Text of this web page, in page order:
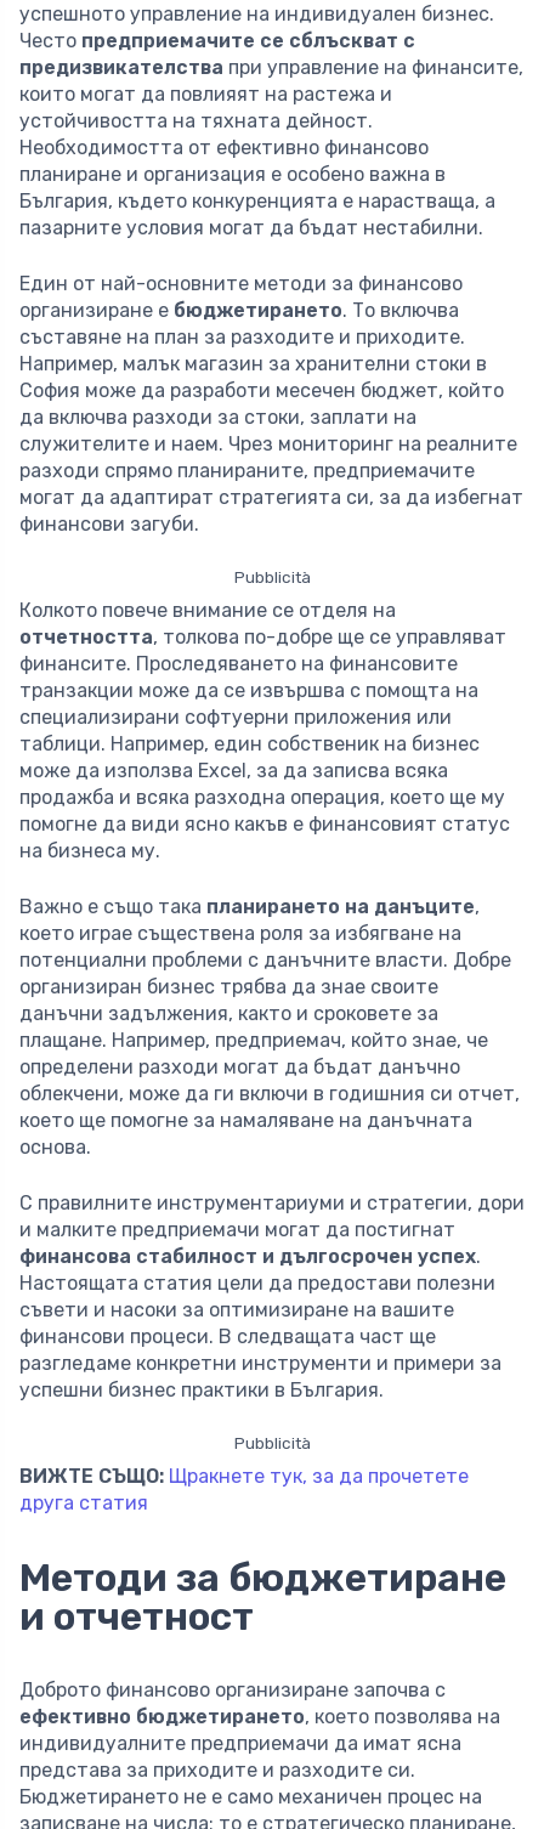
успешното управление на индивидуален бизнес.
Често предприемачите се сблъскват с
предизвикателства при управление на финансите,
които могат да повлияят на растежа и
устойчивостта на тяхната дейност.
Необходимостта от ефективно финансово
планиране и организация е особено важна в
България, където конкуренцията е нарастваща, а
пазарните условия могат да бъдат нестабилни.
Един от най-основните методи за финансово
организиране е бюджетирането. То включва
съставяне на план за разходите и приходите.
Например, малък магазин за хранителни стоки в
София може да разработи месечен бюджет, който
да включва разходи за стоки, заплати на
служителите и наем. Чрез мониторинг на реалните
разходи спрямо планираните, предприемачите
могат да адаптират стратегията си, за да избегнат
финансови загуби.
Pubblicità
Колкото повече внимание се отделя на
отчетността, толкова по-добре ще се управляват
финансите. Проследяването на финансовите
транзакции може да се извършва с помощта на
специализирани софтуерни приложения или
таблици. Например, един собственик на бизнес
може да използва Excel, за да записва всяка
продажба и всяка разходна операция, което ще му
помогне да види ясно какъв е финансовият статус
на бизнеса му.
Важно е също така планирането на данъците,
което играе съществена роля за избягване на
потенциални проблеми с данъчните власти. Добре
организиран бизнес трябва да знае своите
данъчни задължения, както и сроковете за
плащане. Например, предприемач, който знае, че
определени разходи могат да бъдат данъчно
облекчени, може да ги включи в годишния си отчет,
което ще помогне за намаляване на данъчната
основа.
С правилните инструментариуми и стратегии, дори
и малките предприемачи могат да постигнат
финансова стабилност и дългосрочен успех.
Настоящата статия цели да предостави полезни
съвети и насоки за оптимизиране на вашите
финансови процеси. В следващата част ще
разгледаме конкретни инструменти и примери за
успешни бизнес практики в България.
Pubblicità
ВИЖТЕ СЪЩО: Щракнете тук, за да прочетете
друга статия
Методи за бюджетиране
и отчетност
Доброто финансово организиране започва с
ефективно бюджетирането, което позволява на
индивидуалните предприемачи да имат ясна
представа за приходите и разходите си.
Бюджетирането не е само механичен процес на
записване на числа; то е стратегическо планиране,